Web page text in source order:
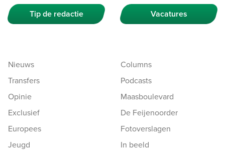
Tip de redactie Vacatures
Nieuws
Transfers
Opinie
Exclusief
Europees
Jeugd
Columns
Podcasts
Maasboulevard
De Feijenoorder
Fotoverslagen
In beeld